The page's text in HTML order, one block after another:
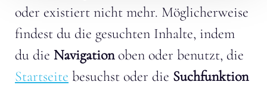
oder existiert nicht mehr. Möglicherweise
findest du die gesuchten Inhalte, indem
du die Navigation oben oder benutzt, die
Startseite besuchst oder die Suchfunktion